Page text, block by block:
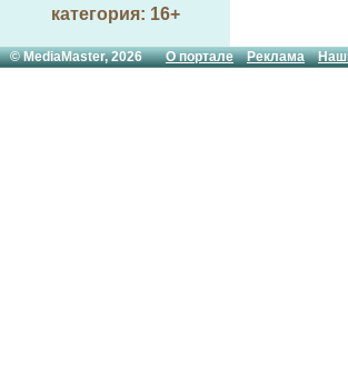
категория: 16+
© MediaMaster, 2026О портале Реклама